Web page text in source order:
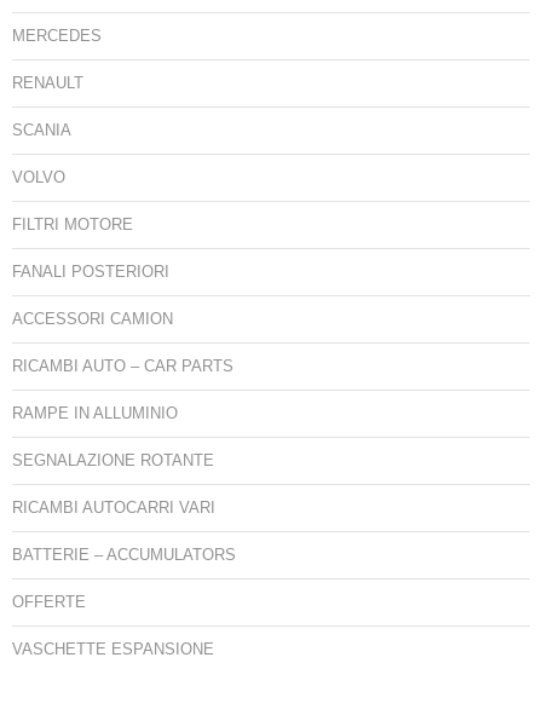
MERCEDES
RENAULT
SCANIA
VOLVO
FILTRI MOTORE
FANALI POSTERIORI
ACCESSORI CAMION
RICAMBI AUTO – CAR PARTS
RAMPE IN ALLUMINIO
SEGNALAZIONE ROTANTE
RICAMBI AUTOCARRI VARI
BATTERIE – ACCUMULATORS
OFFERTE
VASCHETTE ESPANSIONE